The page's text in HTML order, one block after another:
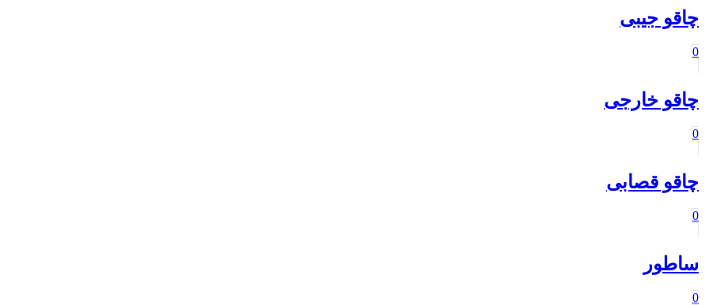
چاقو جیبی
0
چاقو خارجی
0
چاقو قصابی
0
ساطور
0